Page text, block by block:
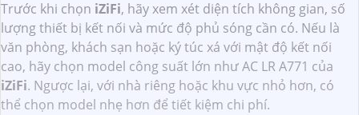
Trước khi chọn iZiFi, hãy xem xét diện tích không gian, số
lượng thiết bị kết nối và mức độ phủ sóng cần có. Nếu là
văn phòng, khách sạn hoặc ký túc xá với mật độ kết nối
cao, hãy chọn model công suất lớn như AC LR A771 của
iZiFi. Ngược lại, với nhà riêng hoặc khu vực nhỏ hơn, có
thể chọn model nhẹ hơn để tiết kiệm chi phí.